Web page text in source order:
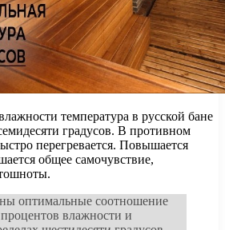
температура в русской бане
градусов. В противном
перегревается. Повышается
общее самочувствие,
оптимальные соотношение
процентов влажности и